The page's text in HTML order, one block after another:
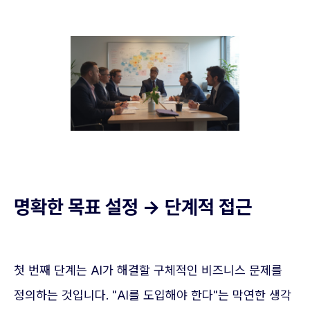
명확한 목표 설정 → 단계적 접근
첫 번째 단계는 AI가 해결할 구체적인 비즈니스 문제를
정의하는 것입니다. "AI를 도입해야 한다"는 막연한 생각